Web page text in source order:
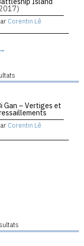
Corentin Lê
Gan – Vertiges et
Corentin Lê